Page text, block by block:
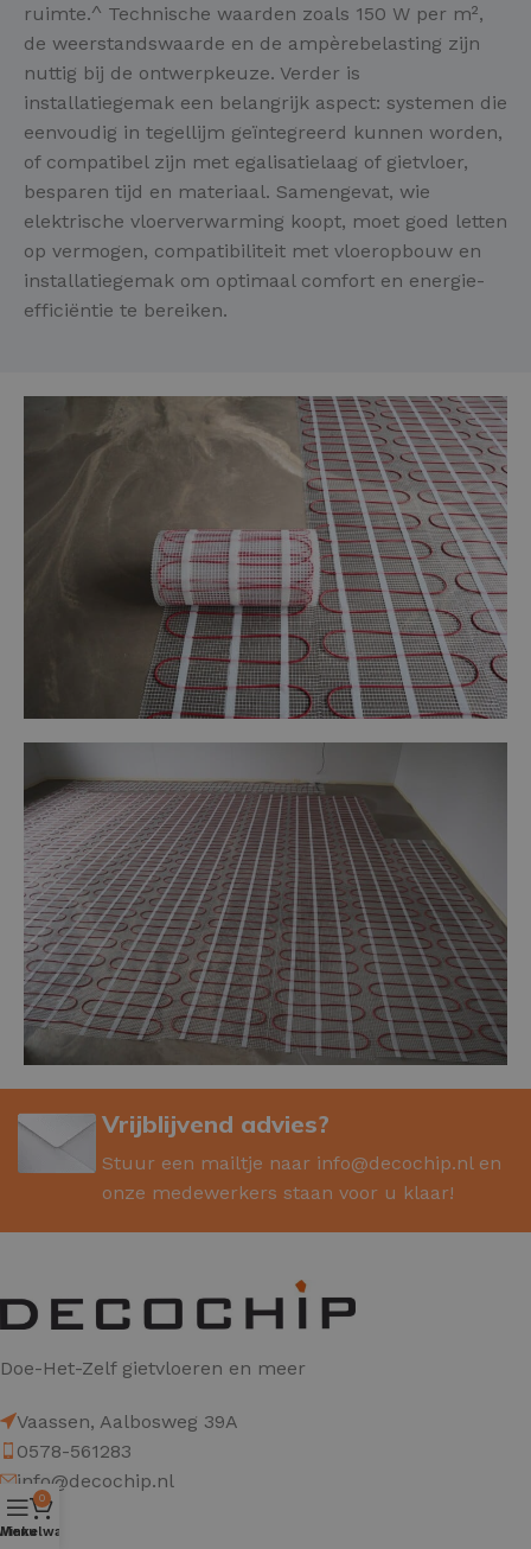
ruimte.^ Technische waarden zoals 150 W per m²,
de weerstandswaarde en de ampèrebelasting zijn
nuttig bij de ontwerpkeuze. Verder is
installatiegemak een belangrijk aspect: systemen die
eenvoudig in tegellijm geïntegreerd kunnen worden,
of compatibel zijn met egalisatielaag of gietvloer,
besparen tijd en materiaal. Samengevat, wie
elektrische vloerverwarming koopt, moet goed letten
op vermogen, compatibiliteit met vloeropbouw en
installatiegemak om optimaal comfort en energie-
efficiëntie te bereiken.
Vrijblijvend advies?
Stuur een mailtje naar info@decochip.nl en
onze medewerkers staan voor u klaar!
Doe-Het-Zelf gietvloeren en meer
Vaassen, Aalbosweg 39A
0578-561283
info@decochip.nl
Menu
0